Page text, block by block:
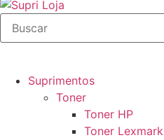
Suprimentos
Toner
Toner HP
Toner Lexmark